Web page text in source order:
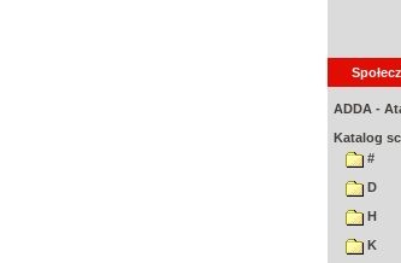
ADDA -
Katalog
#
D
H
K